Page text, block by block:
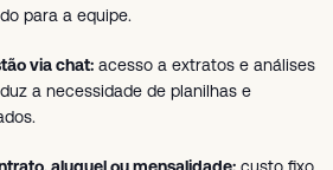
para a equipe.
via chat: acesso a extratos e análises
a necessidade de planilhas e